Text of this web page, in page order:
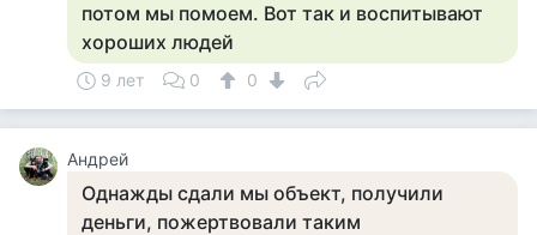
потом мы помоем. Вот так и воспитывают
хороших людей
9 лет 0 0
Андрей
Однажды сдали мы объект, получили
деньги, пожертвовали таким